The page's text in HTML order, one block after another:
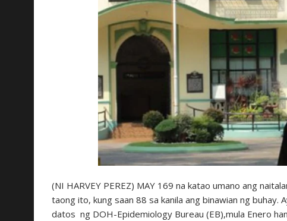
(NI HARVEY PEREZ) MAY 169 na katao umano ang
taong ito, kung saan 88 sa kanila ang binawian ng
datos ng DOH-Epidemiology Bureau (EB),mula Enero